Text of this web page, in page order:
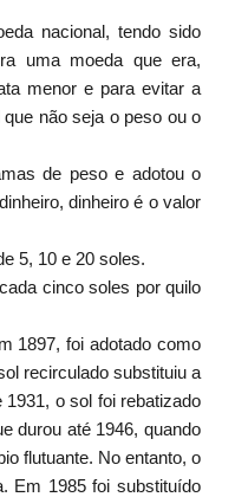
nacional, tendo sido
uma moeda que era,
menor e para evitar a
não seja o peso ou o
de peso e adotou o
dinheiro é o valor
5, 10 e 20 soles.
cinco soles por quilo
1897, foi adotado como
recirculado substituiu a
o sol foi rebatizado
durou até 1946, quando
flutuante. No entanto, o
Em 1985 foi substituído